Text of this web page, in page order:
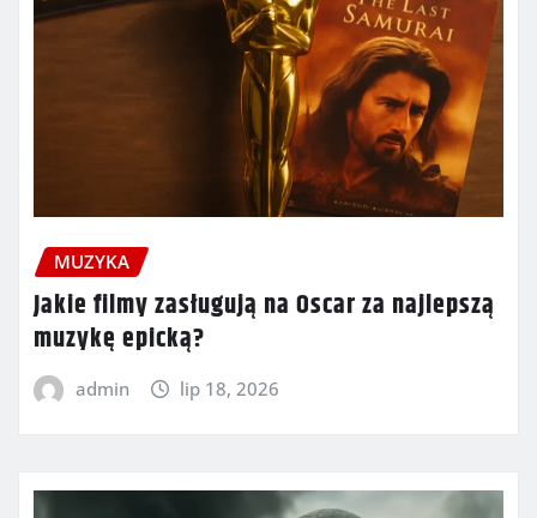
MUZYKA
Jakie filmy zasługują na Oscar za najlepszą
muzykę epicką?
admin lip 18, 2026